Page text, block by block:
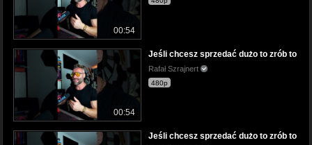
00:54
00:54
Jeśli chcesz sprzedać dużo to zrób to
Rafał Szrajnert
480p
Jeśli chcesz sprzedać dużo to zrób to